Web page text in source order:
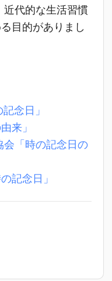
近代的な生活習慣
目的がありまし
念日」
来」
会「時の記念日の
記念日」